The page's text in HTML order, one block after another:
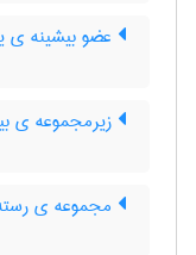
عضو بیشینه
زیرمجموعه ی
مجموعه ی